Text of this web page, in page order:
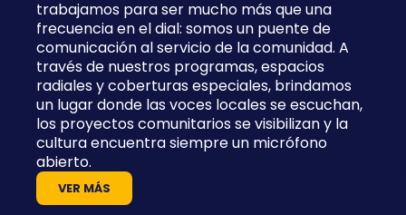
trabajamos para ser mucho más que una
frecuencia en el dial: somos un puente de
comunicación al servicio de la comunidad. A
través de nuestros programas, espacios
radiales y coberturas especiales, brindamos
un lugar donde las voces locales se escuchan,
los proyectos comunitarios se visibilizan y la
cultura encuentra siempre un micrófono
abierto.
VER MÁS